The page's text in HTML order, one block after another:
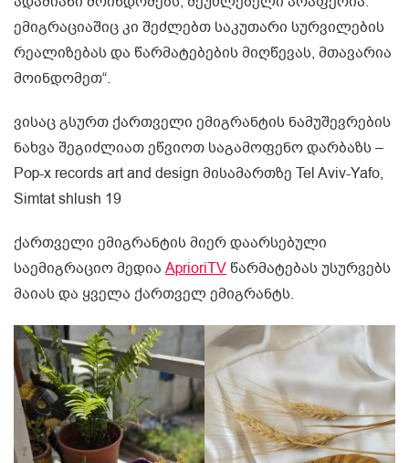
ემიგრაციაშიც კი შეძლებთ საკუთარი სურვილების
რეალიზებას და წარმატებების მიღწევას, მთავარია
მოინდომეთ“.
ვისაც გსურთ ქართველი ემიგრანტის ნამუშევრების
ნახვა შეგიძლიათ ეწვიოთ საგამოფენო დარბაზს –
Pop-x records art and design მისამართზე Tel Aviv-Yafo,
Simtat shlush 19
ქართველი ემიგრანტის მიერ დაარსებული
საემიგრაციო მედია AprioriTV წარმატებას უსურვებს
მაიას და ყველა ქართველ ემიგრანტს.